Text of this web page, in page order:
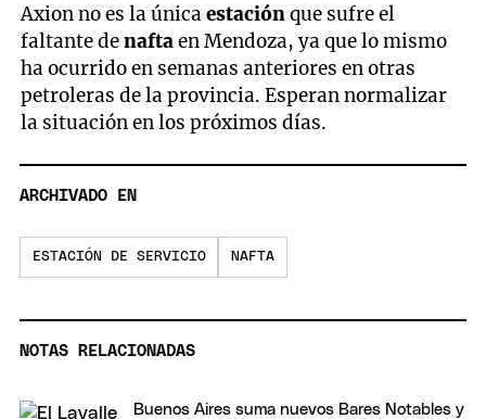
Axion no es la únicaestaciónque sufre el
faltante denaftaen Mendoza, ya que lo mismo
ha ocurrido en semanas anteriores en otras
petroleras de la provincia. Esperan normalizar
la situación en los próximos días.
ARCHIVADO EN
ESTACIÓN DE SERVICIO NAFTA
NOTAS RELACIONADAS
Buenos Aires suma nuevos Bares Notables y